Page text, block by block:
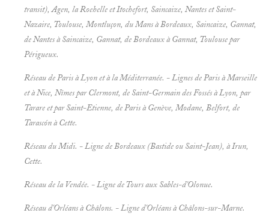
transit), Agen, la Roehelle et Itochefort, Saincaize, Nantes et Saint-
Nazaire, Toulouse, Montluçon, du Mans à Bordeaux, Saincaize, Gannat,
de Nantes à Saincaize, Gannat, de Bordeaux à Gannat, Toulouse par
Périgueux.
Réseau de Paris à Lyon et à la Méditerranée. - Lignes de Paris à Marseille
et à Nice, Nîmes par Clermont, de Saint-Germain des Fossés à Lyon, par
Tarare et par Saint-Etienne, de Paris à Genève, Modane, Belfort, de
Tarascón à Cette.
Réseau du Midi. - Ligne de Bordeaux (Bastide ou Saint-Jean), à Irun,
Cette.
Réseau de la Vendée. - Ligne de Tours aux Sables-d'Olonue.
Réseau d'Orléans à Châlons. - Ligne d'Orléans à Châlons-sur-Marne.